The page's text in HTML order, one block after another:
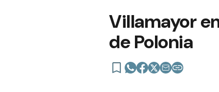
Villamayor
de Polonia